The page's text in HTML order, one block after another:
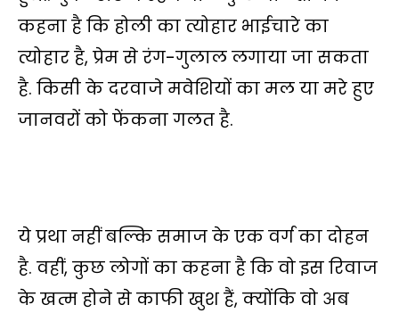
कहना है कि होली का त्योहार भाईचारे का
त्योहार है, प्रेम से रंग-गुलाल लगाया जा सकता
है. किसी के दरवाजे मवेशियों का मल या मरे हुए
जानवरों को फेंकना गलत है.
ये प्रथा नहीं बल्कि समाज के एक वर्ग का दोहन
है. वहीं, कुछ लोगों का कहना है कि वो इस रिवाज
के खत्म होने से काफी खुश हैं, क्योंकि वो अब